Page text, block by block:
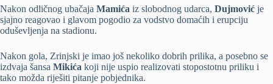
Nakon odličnog ubačaja Mamića iz slobodnog udarca, Dujmović je
sjajno reagovao i glavom pogodio za vodstvo domaćih i erupciju
oduševljenja na stadionu.
Nakon gola, Zrinjski je imao još nekoliko dobrih prilika, a posebno se
izdvaja šansa Mikića koji nije uspio realizovati stopostotnu priliku i
tako možda riješiti pitanje pobjednika.